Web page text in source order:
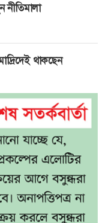
নীতিমালা
থাকছেন